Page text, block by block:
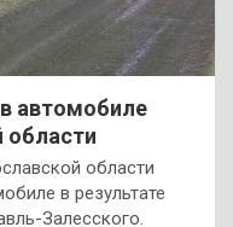
автомобиле
области
области
в результате
Залесского.